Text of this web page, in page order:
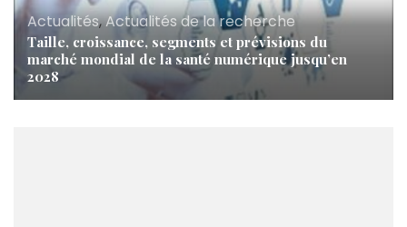
Actualités,Actualités de la recherche
Taille, croissance, segments et prévisions du
marché mondial de la santé numérique jusqu’en
2028